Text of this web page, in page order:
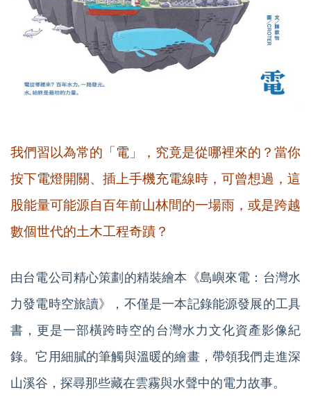
我們習以為常的「電」，究竟是從哪裡來的？當你
按下電燈開關、插上手機充電線時，可曾想過，這
股能量可能源自百年前山林間的一場雨，或是跨越
數個世代的土木工程奇蹟？
由台電公司精心策劃的精裝繪本《島嶼來電：台灣水
力發電時空旅讀》，不僅是一本記錄能源發展的工具
書，更是一部橫跨時空的台灣水力文化資產影像紀
錄。它用細膩的筆觸與溫暖的繪畫，帶領我們走進深
山溪谷，探尋那些藏在雲霧與水聲中的電力故事。